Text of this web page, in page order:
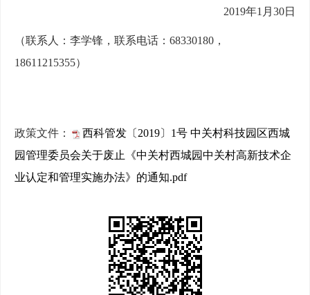
2019年1月30日
（联系人：李学锋，联系电话：68330180，
18611215355）
政策文件：
西科管发〔2019〕1号 中关村科技园区西城
园管理委员会关于废止《中关村西城园中关村高新技术企
业认定和管理实施办法》的通知.pdf